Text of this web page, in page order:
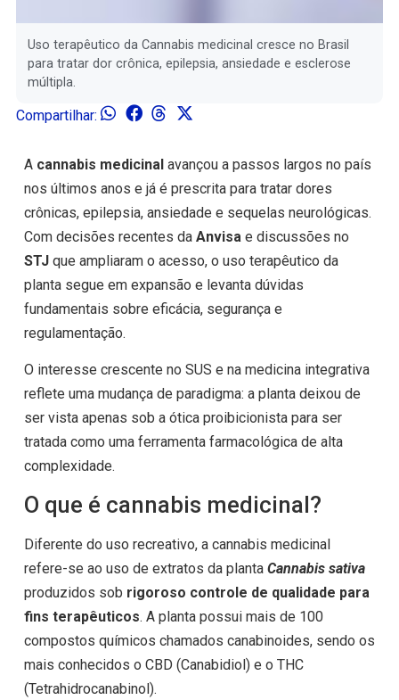
Uso terapêutico da Cannabis medicinal cresce no Brasil
para tratar dor crônica, epilepsia, ansiedade e esclerose
múltipla.
Compartilhar:
A cannabis medicinalavançou a passos largos no país
nos últimos anos e já é prescrita para tratar dores
crônicas, epilepsia, ansiedade e sequelas neurológicas.
Com decisões recentes da Anvisae discussões no
STJque ampliaram o acesso, o uso terapêutico da
planta segue em expansão e levanta dúvidas
fundamentais sobre eficácia, segurança e
regulamentação.
O interesse crescente no SUS e na medicina integrativa
reflete uma mudança de paradigma: a planta deixou de
ser vista apenas sob a ótica proibicionista para ser
tratada como uma ferramenta farmacológica de alta
complexidade.
O que é cannabis medicinal?
Diferente do uso recreativo, a cannabis medicinal
refere-se ao uso de extratos da planta Cannabis sativa
produzidos sob rigoroso controle de qualidade para
fins terapêuticos. A planta possui mais de 100
compostos químicos chamados canabinoides, sendo os
mais conhecidos o CBD (Canabidiol) e o THC
(Tetrahidrocanabinol).